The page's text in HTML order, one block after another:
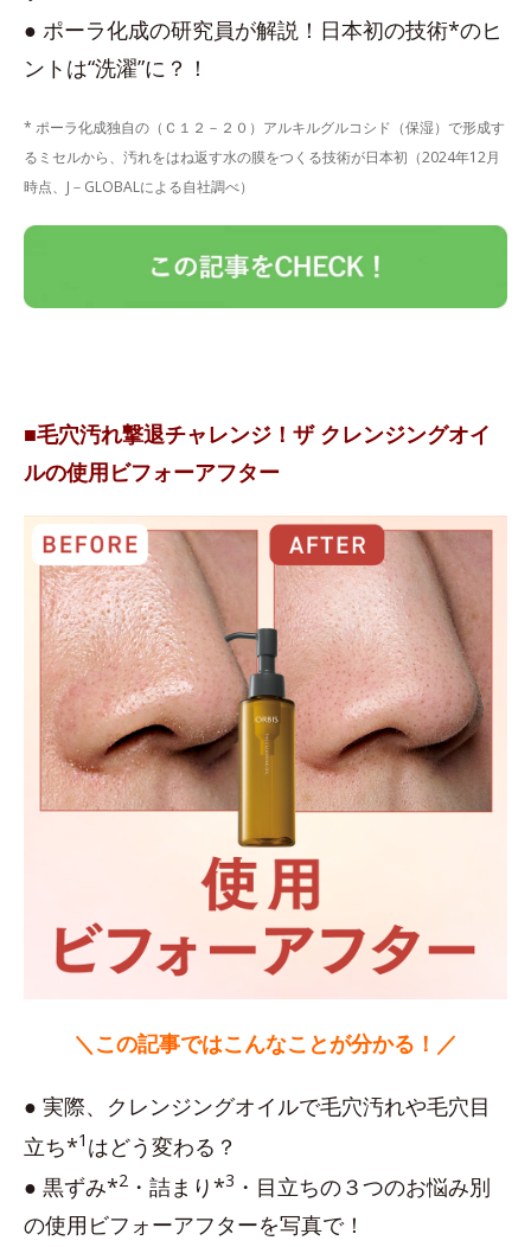
● ポーラ化成の研究員が解説！日本初の技術*のヒ
ントは“洗濯”に？！
* ポーラ化成独自の（Ｃ１２－２０）アルキルグルコシド（保湿）で形成す
るミセルから、汚れをはね返す水の膜をつくる技術が日本初（2024年12月
時点、J－GLOBALによる自社調べ）
■毛穴汚れ撃退チャレンジ！ザ クレンジングオイ
ルの使用ビフォーアフター
＼この記事ではこんなことが分かる！／
● 実際、クレンジングオイルで毛穴汚れや毛穴目
立ち*1 はどう変わる？
● 黒ずみ*2 ・詰まり*3 ・目立ちの３つのお悩み別
の使用ビフォーアフターを写真で！